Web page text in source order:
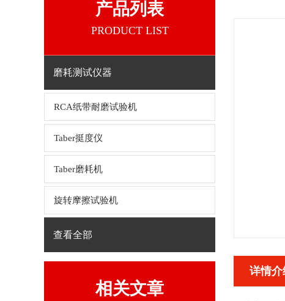
产品列表
PRODUCT LIST
磨耗测试仪器
RCA纸带耐磨试验机
Taber挺度仪
Taber磨耗机
旋转摩擦试验机
查看全部
相关文章
详情介